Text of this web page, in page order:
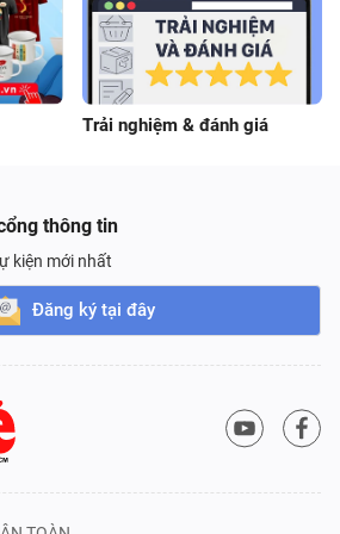
Trải nghiệm & đánh giá
thông tin
kiện mới nhất
Đăng ký tại đây